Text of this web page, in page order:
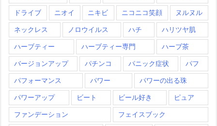
ドライブ ニオイ ニキビ ニコニコ笑顔 ヌルヌル
ネックレス ノロウイルス ハチ ハリツヤ肌
ハーブティー ハーブティー専門 ハーブ茶
バージョンアップ パチンコ パニック症状 パフ
パフォーマンス パワー パワーの出る珠
パワーアップ ビート ビール好き ピュア
ファンデーション フェイスブック